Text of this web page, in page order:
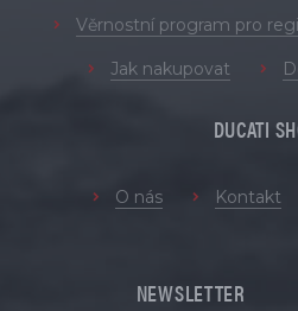
Věrnostní program pro
Jak nakupovat
DUCATI
O nás Kontakt
NEWSLETTER